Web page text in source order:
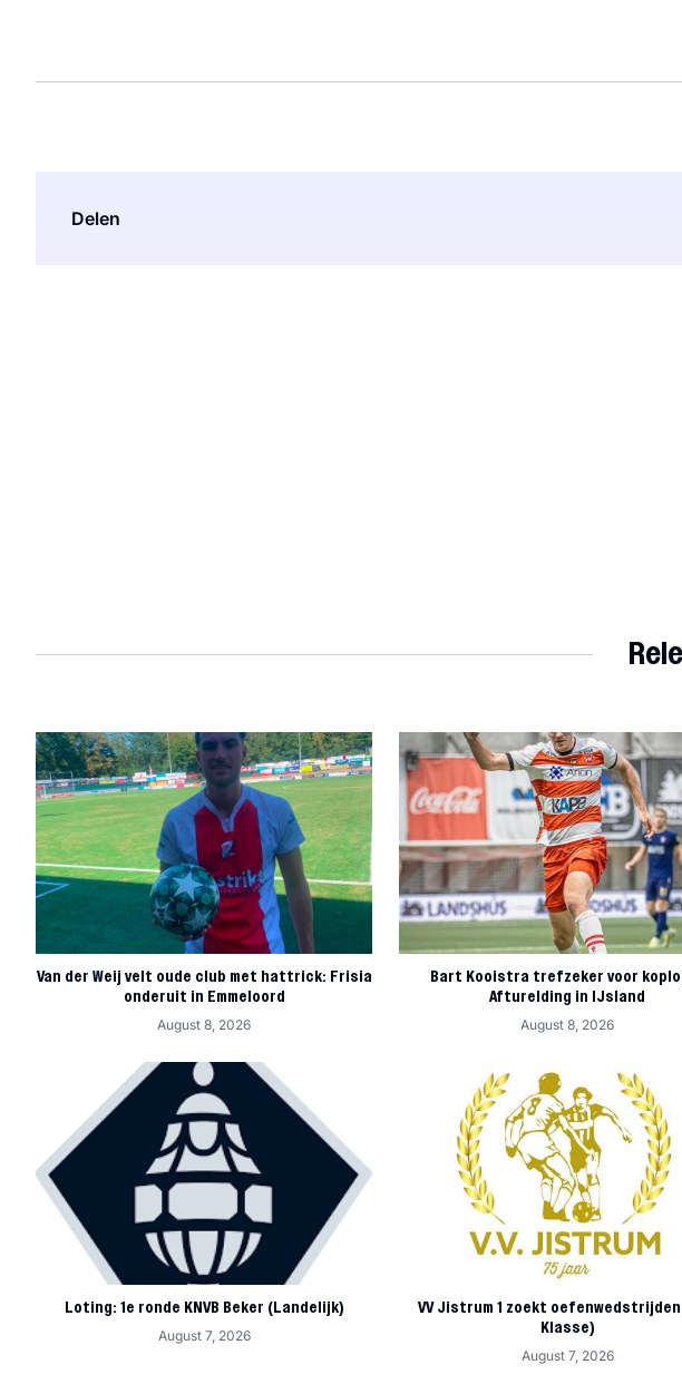
Delen
Van der Weij velt oude club met hattrick: Frisia
onderuit in Emmeloord
August 8, 2026
Bart Kooistra trefzeker voor
Afturelding in IJsland
August 8, 2026
Loting: 1e ronde KNVB Beker (Landelijk)
August 7, 2026
VV Jistrum 1 zoekt
Klasse)
August 7, 2026